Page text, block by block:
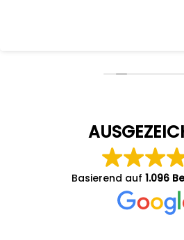
Basierend auf 1.096